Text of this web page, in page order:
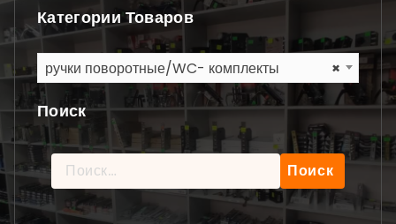
Категории Товаров
×
ручки поворотные/WC- комплекты
Поиск
Найти: